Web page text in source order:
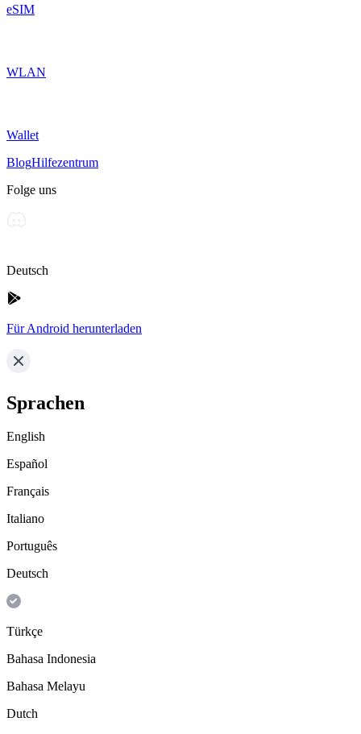
eSIM
WLAN
Wallet
BlogHilfezentrum
Folge uns
Deutsch
Für Android herunterladen
Sprachen
English
Español
Français
Italiano
Português
Deutsch
Türkçe
Bahasa Indonesia
Bahasa Melayu
Dutch